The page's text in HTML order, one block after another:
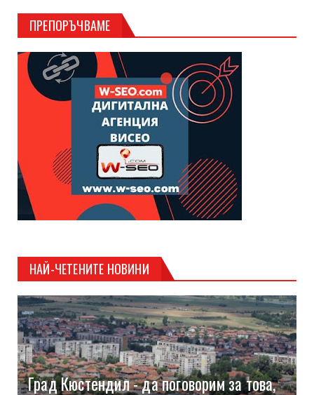
ПРЕПОРЪЧВАМЕ
НАЙ-ЧЕТЕНИТЕ НОВИНИ
Град Кюстендил - да поговорим за това,